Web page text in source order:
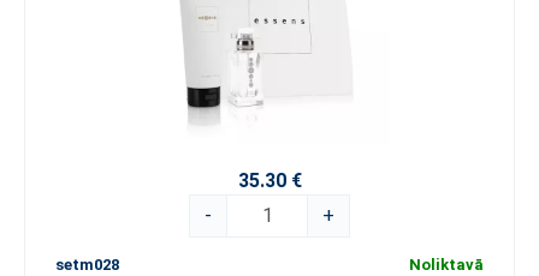
35.30 €
-
+
setm028 Noliktavā